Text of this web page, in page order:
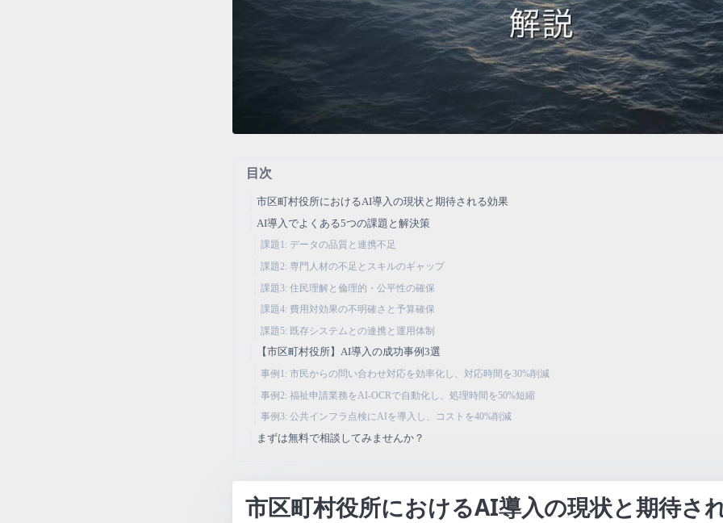
目次
市区町村役所におけるAI導入の現状と期待される効果
AI導入でよくある5つの課題と解決策
課題1: データの品質と連携不足
課題2: 専門人材の不足とスキルのギャップ
課題3: 住民理解と倫理的・公平性の確保
課題4: 費用対効果の不明確さと予算確保
課題5: 既存システムとの連携と運用体制
【市区町村役所】AI導入の成功事例3選
事例1: 市民からの問い合わせ対応を効率化し、対応時間を30%削減
事例2: 福祉申請業務をAI-OCRで自動化し、処理時間を50%短縮
事例3: 公共インフラ点検にAIを導入し、コストを40%削減
まずは無料で相談してみませんか？
市区町村役所におけるAI導入の現状と期待さ